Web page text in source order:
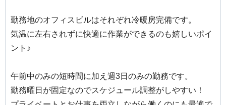
勤務地のオフィスビルはそれぞれ冷暖房完備です。
気温に左右されずに快適に作業ができるのも嬉しいポイ
ント♪
午前中のみの短時間に加え週3日のみの勤務です。
勤務曜日が固定なのでスケジュール調整がしやすい！